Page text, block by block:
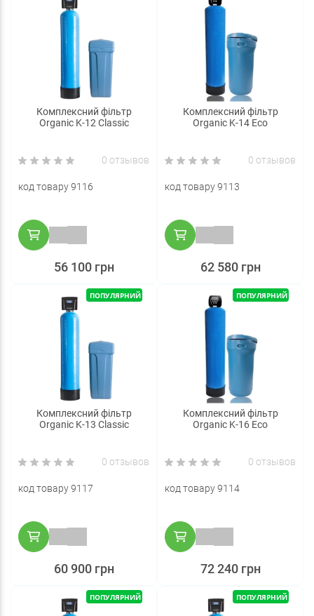
Комплексний фільтр
Organic K-12 Classic
0 отзывов
код товару 9116
56 100 грн
Комплексний фільтр
Organic K-14 Eco
0 отзывов
код товару 9113
62 580 грн
ПОПУЛЯРНИЙ
Комплексний фільтр
Organic K-13 Classic
0 отзывов
код товару 9117
60 900 грн
ПОПУЛЯРНИЙ
Комплексний фільтр
Organic K-16 Eco
0 отзывов
код товару 9114
72 240 грн
ПОПУЛЯРНИЙ ПОПУЛЯРНИЙ